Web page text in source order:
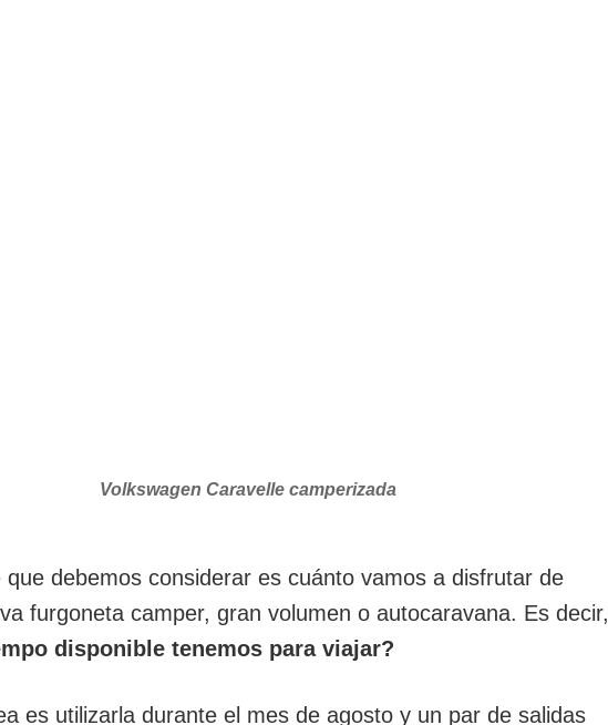
Volkswagen Caravelle camperizada
que debemos considerar es cuánto vamos a disfrutar de
furgoneta camper, gran volumen o autocaravana. Es decir,
disponible tenemos para viajar?
es utilizarla durante el mes de agosto y un par de salidas